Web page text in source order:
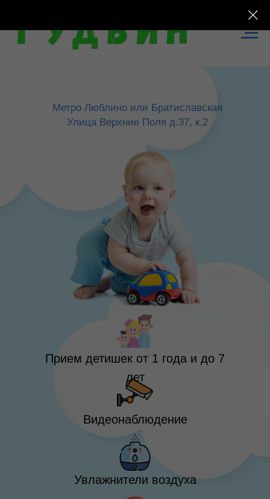
Прием детишек от 1 года и до 7
лет
Видеонаблюдение
Увлажнители воздуха
Метро Люблино или Братиславская
Улица Верхние Поля д.37, к.2